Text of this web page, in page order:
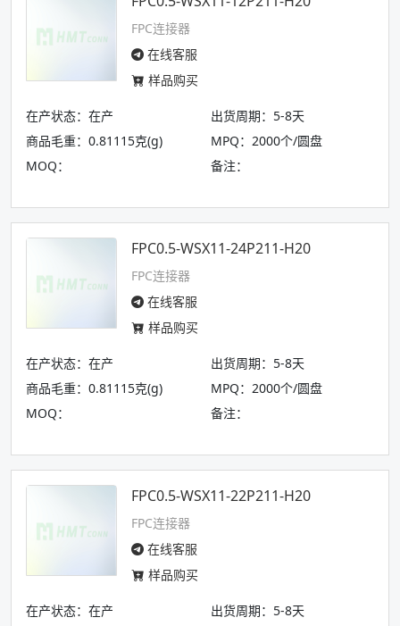
FPC连接器
在线客服
样品购买
在产状态：在产
出货周期：5-8天
商品毛重：0.81115克(g)
MPQ：2000个/圆盘
MOQ：
备注：
FPC0.5-WSX11-24P211-H20
FPC连接器
在线客服
样品购买
在产状态：在产
出货周期：5-8天
商品毛重：0.81115克(g)
MPQ：2000个/圆盘
MOQ：
备注：
FPC0.5-WSX11-22P211-H20
FPC连接器
在线客服
样品购买
在产状态：在产
出货周期：5-8天